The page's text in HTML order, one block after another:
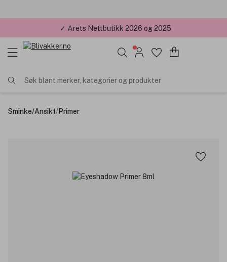
✓ Årets Nettbutikk 2026 og 2025
Søk blant merker, kategorier og produkter
Sminke/Ansikt/Primer